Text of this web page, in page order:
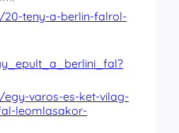
teny-a-berlin-falrol-
varos-es-ket-vilag-
leomlasakor-